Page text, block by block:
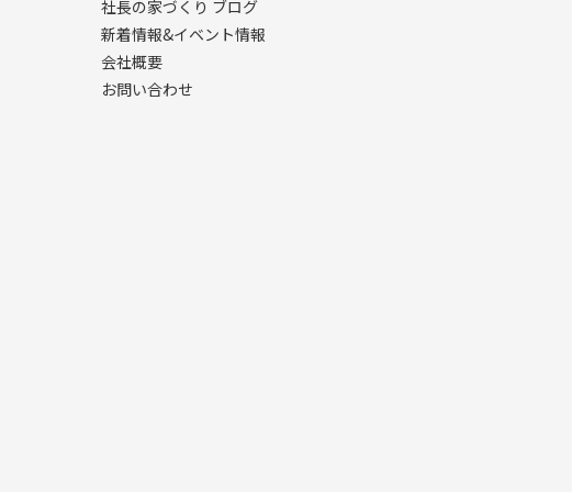
社長の家づくり ブログ
新着情報&イベント情報
会社概要
お問い合わせ